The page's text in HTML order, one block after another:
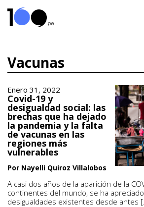
Vacunas
Enero 31, 2022
Covid-19 y
desigualdad social: las
brechas que ha dejado
la pandemia y la falta
de vacunas en las
regiones más
vulnerables
Por Nayelli Quiroz Villalobos
A casi dos años de la aparición de la
continentes del mundo, se ha
desigualdades existentes desde antes